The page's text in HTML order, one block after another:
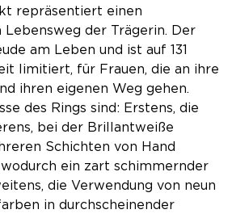
repräsentiert einen
der Trägerin. Der
am Leben und ist auf 131
limitiert, für Frauen, die an ihre
ihren eigenen Weg gehen.
des Rings sind: Erstens, die
bei der Brillantweiße
Schichten von Hand
ein zart schimmernder
die Verwendung von neun
in durchscheinender